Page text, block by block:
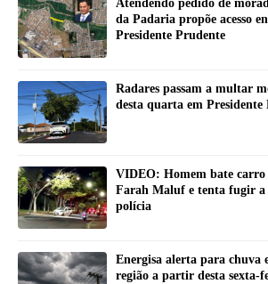
Atendendo pedido de
da Padaria propõe acesso
Presidente Prudente
Radares passam a multar
desta quarta em Presidente
VIDEO: Homem bate
Farah Maluf e tenta fugir a
polícia
Energisa alerta para chuva
região a partir desta sexta-